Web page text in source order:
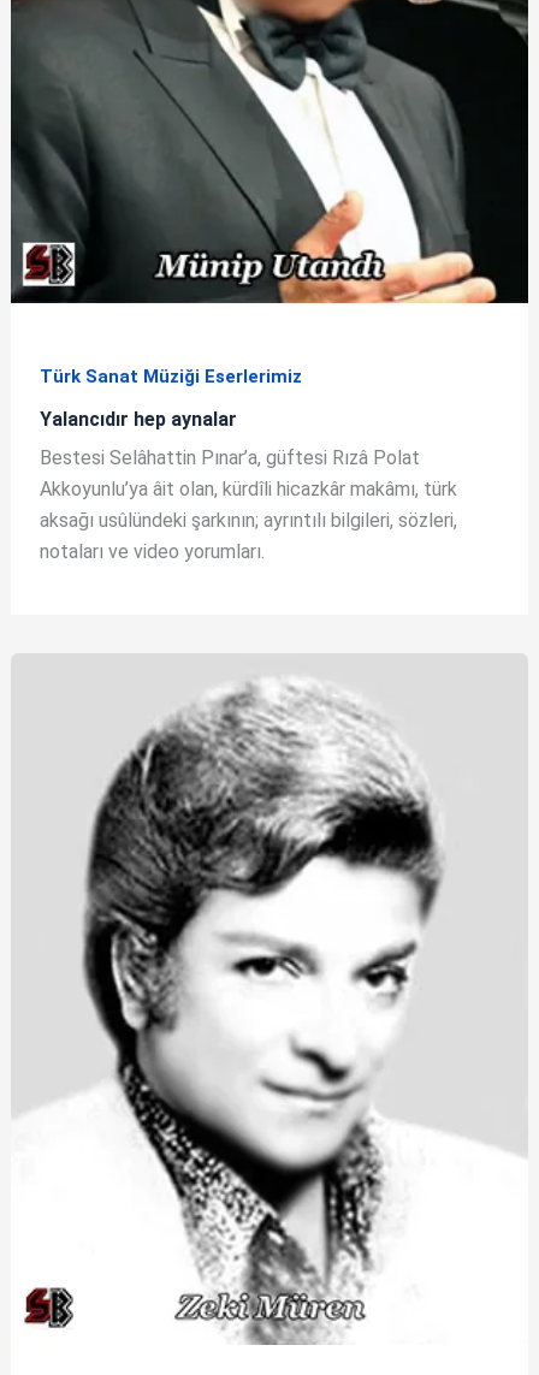
Türk Sanat Müziği Eserlerimiz
Yalancıdır hep aynalar
Bestesi Selâhattin Pınar’a, güftesi Rızâ Polat
Akkoyunlu’ya âit olan, kürdîli hicazkâr makâmı, türk
aksağı usûlündeki şarkının; ayrıntılı bilgileri, sözleri,
notaları ve video yorumları.